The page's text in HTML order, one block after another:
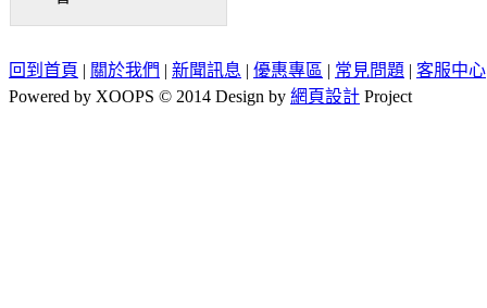
回到首頁 | 關於我們 | 新聞訊息 | 優惠專區 | 常見問題 | 客服中心
Powered by XOOPS © 2014 Design by 網頁設計 Project